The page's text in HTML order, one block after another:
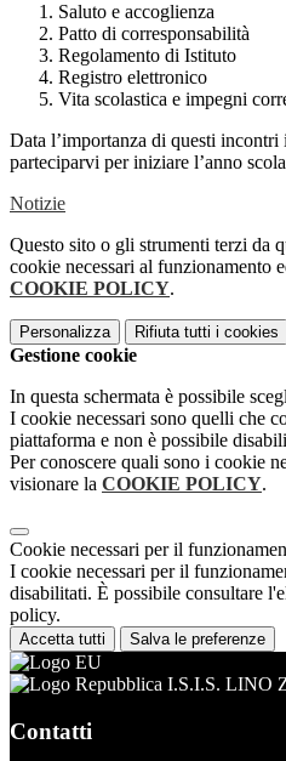
Saluto e accoglienza
Patto di corresponsabilità
Regolamento di Istituto
Registro elettronico
Vita scolastica e impegni
Data l’importanza di questi
parteciparvi per iniziare l’anno
Notizie
Questo sito o gli strumenti terzi da
cookie necessari al funzionamento
COOKIE POLICY.
Personalizza Rifiuta tutti i cookies
Gestione cookie
In questa schermata è possibile
I cookie necessari sono quelli che
piattaforma e non è possibile
Per conoscere quali sono i cookie
visionare la COOKIE POLICY.
Cookie necessari per il
I cookie necessari per il
disabilitati. È possibile consultare
policy.
Accetta tutti Salva le preferenze
I.S.I.S. LINO
Contatti